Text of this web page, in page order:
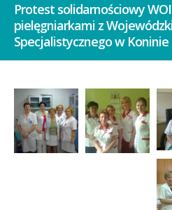
Protest solidarnościowy
pielęgniarkami z
Specjalistycznego w Koninie